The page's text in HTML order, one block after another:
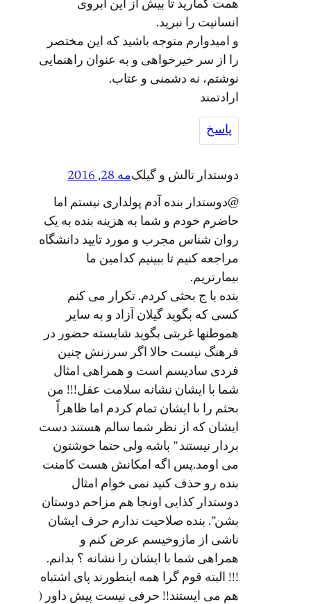
همت گمارید تا بیش از این آبروی
انسانیت را نبرید.
و امیدوارم متوجه باشید که این مختصر
را از سر خیرخواهی و به عنوان راهنمایی
نوشتم، نه دشمنی و عتاب.
ارادتمند
پاسخ
دوستدار تالش و گیلکمه 28, 2016
@دوستدار بنده آدم پولداری نیستم اما
حاضرم خودم و شما به هزینه بنده به یک
روان شناس مجرب و مورد تایید دانشگاه
مراجعه کنیم تا ببینیم کدامین ما
بیمارتریم.
بنده با ج بحثی کردم. تکرار می کنم
کسی که بگوید گیلان آزاد و به سایر
هموطنها غربتی بگوید شایسته حضور در
فرهنگ نیست حالا اگر سرزنش چنین
فردی سادیسم است و همراهی امثال
شما با ایشان نشانه سلامت عقل!!! من
بحثم را با ایشان تمام کردم اما ظاهراً
ایشان که از نظر شما سالم هستند دست
بردار نیستند ” باشه ولی حتما خوشتون
می اومد.پس اگه امکانش هست کامنت
بنده رو حذف کنید نمی خوام امثال
دوستدار کذایی اونجا هم مزاحم دوستان
بشن”. بنده صلاحیت ندارم حرف ایشان
ناشی از مازوخیسم عرض کنم و
همراهی شما با ایشان را نشانه ؟ بدانم.
!!! البته قوم گرا همه اینطورند پای اشتباه
هم می ایستند!! حرفی نیست پیش داور (